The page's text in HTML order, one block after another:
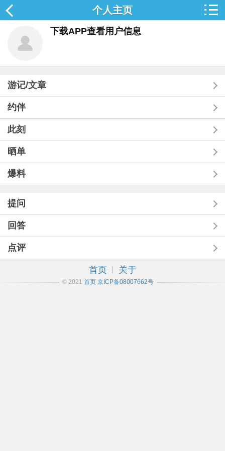
个人主页
下载APP查看用户信息
游记/文章
约伴
此刻
晒单
爆料
提问
回答
点评
首页 关于
© 2021 首页 京ICP备08007662号